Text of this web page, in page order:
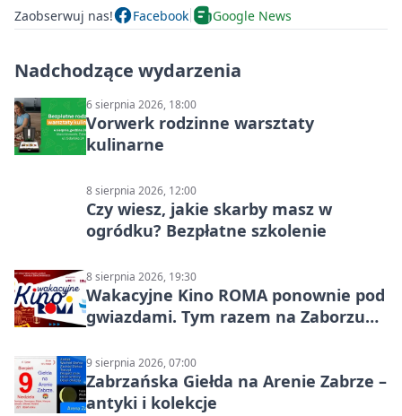
Zaobserwuj nas! Facebook Google News
Nadchodzące wydarzenia
6 sierpnia 2026, 18:00
Vorwerk rodzinne warsztaty
kulinarne
8 sierpnia 2026, 12:00
Czy wiesz, jakie skarby masz w
ogródku? Bezpłatne szkolenie
8 sierpnia 2026, 19:30
Wakacyjne Kino ROMA ponownie pod
gwiazdami. Tym razem na Zaborzu
9 sierpnia 2026, 07:00
Zabrzańska Giełda na Arenie Zabrze –
antyki i kolekcje